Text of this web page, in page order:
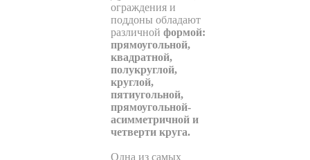
ограждения и
поддоны обладают
различной формой:
прямоугольной,
квадратной,
полукруглой,
круглой,
пятиугольной,
прямоугольной-
асимметричной и
четверти круга.
Одна из самых